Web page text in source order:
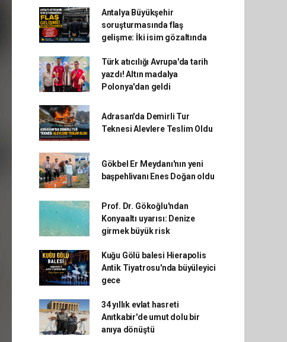
Antalya Büyükşehir
soruşturmasında flaş
gelişme: İki isim gözaltında
Türk atıcılığı Avrupa'da tarih
yazdı! Altın madalya
Polonya'dan geldi
Adrasan'da Demirli Tur
Teknesi Alevlere Teslim Oldu
Gökbel Er Meydanı'nın yeni
başpehlivanı Enes Doğan oldu
Prof. Dr. Gökoğlu'ndan
Konyaaltı uyarısı: Denize
girmek büyük risk
Kuğu Gölü balesi Hierapolis
Antik Tiyatrosu'nda büyüleyici
gece
34 yıllık evlat hasreti
Anıtkabir'de umut dolu bir
anıya dönüştü